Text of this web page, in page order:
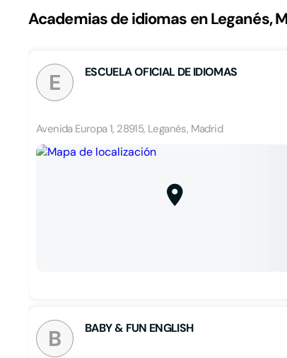
Academias de idiomas en Leganés,
E ESCUELA OFICIAL DE IDIOMAS
Avenida Europa 1, 28915, Leganés, Madrid
B BABY & FUN ENGLISH